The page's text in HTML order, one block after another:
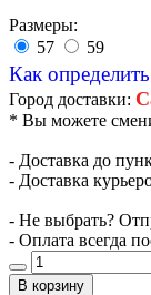
Размеры:
57
59
Как
Город доставки:
* Вы можете
- Доставка до
- Доставка
- Не выбрать?
- Оплата всегда
В корзину